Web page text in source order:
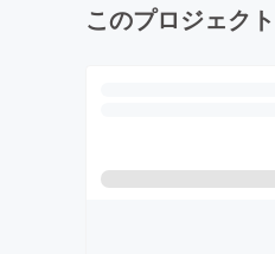
このプロジェク